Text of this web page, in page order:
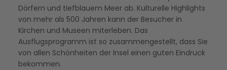
Dörfern und tiefblauem Meer ab. Kulturelle Highlights
von mehr als 500 Jahren kann der Besucher in
Kirchen und Museen miterleben. Das
Ausflugsprogramm ist so zusammengestellt, dass Sie
von allen Schönheiten der Insel einen guten Eindruck
bekommen.